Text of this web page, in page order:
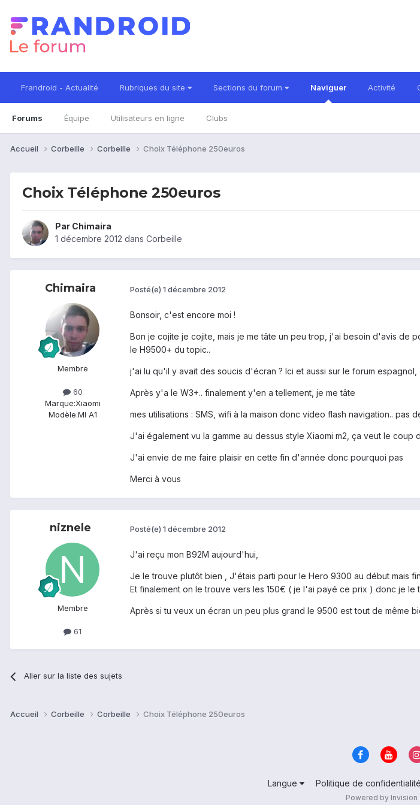
Frandroid - Actualité Rubriques du site Sections du forum Naviguer
Forums Équipe Utilisateurs en ligne Clubs
Activité
Accueil Corbeille Corbeille Choix Téléphone 250euros
Choix Téléphone 250euros
Par Chimaira
1 décembre 2012 dans Corbeille
Chimaira
Membre
60
Marque:Xiaomi
Modèle:MI A1
Posté(e) 1 décembre 2012
Bonsoir, c'est encore moi !
Bon je cojite je cojite, mais je me tâte un peu trop, j'ai besoin d'avis de
le H9500+ du topic..
j'ai lu qu'il y avait des soucis d'écran ? Ici et aussi sur le forum
Après y'a le W3+.. finalement y'en a tellement, je me tâte
mes utilisations : SMS, wifi à la maison donc video flash navigation..
J'ai également vu la gamme au dessus style Xiaomi m2, ça veut le coup
J'ai envie de me faire plaisir en cette fin d'année donc pourquoi pas
Merci à vous
niznele
Membre
61
Posté(e) 1 décembre 2012
J'ai reçu mon B92M aujourd'hui,
Je le trouve plutôt bien , J'étais parti pour le Hero 9300 au début mais
Et finalement on le trouve vers les 150€ ( je l'ai payé ce prix ) donc je le
Après si tu veux un écran un peu plus grand le 9500 est tout de même
Aller sur la liste des sujets
Accueil Corbeille Corbeille Choix Téléphone 250euros
Langue Politique de confidentialité
Powered by Invision